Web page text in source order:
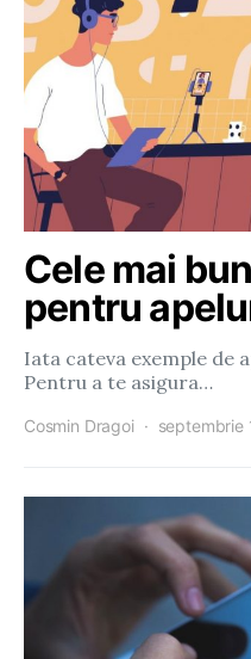
Cele mai
pentru
Iata cateva exemple de
Pentru a te asigura…
Cosmin Dragoi septembrie